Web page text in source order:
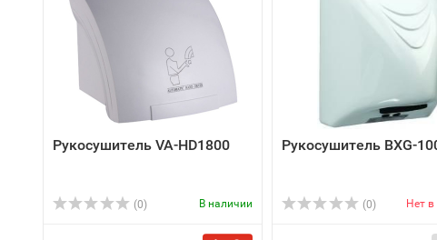
Рукосушитель VA-HD1800
(0) В наличии
Рукосушитель BXG-
(0) Нет